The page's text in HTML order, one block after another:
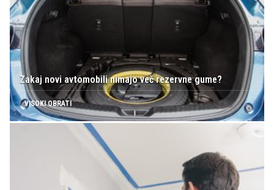
Zakaj novi avtomobili nimajo več rezervne gume?
VISOKI OBRATI